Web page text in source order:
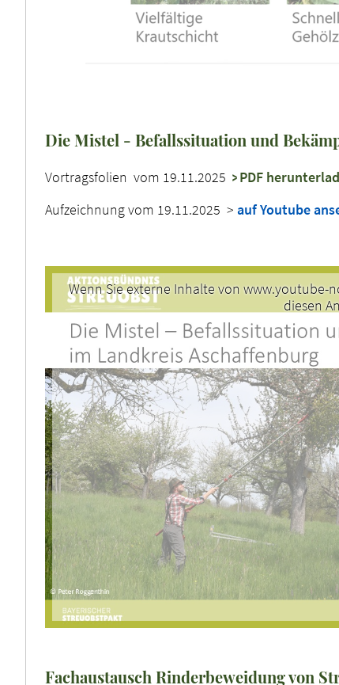
Die Mistel - Befallssituation und
Vortragsfolien vom 19.11.2025
PDF
Aufzeichnung vom 19.11.2025 > auf Youtube
Wenn Sie externe Inhalte von
diesen
Fachaustausch Rinderbeweidung von